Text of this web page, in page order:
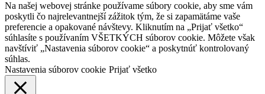
Na našej webovej stránke používame súbory cookie, aby sme vám
poskytli čo najrelevantnejší zážitok tým, že si zapamätáme vaše
preferencie a opakované návštevy. Kliknutím na „Prijať všetko“
súhlasíte s používaním VŠETKÝCH súborov cookie. Môžete však
navštíviť „Nastavenia súborov cookie“ a poskytnúť kontrolovaný
súhlas.
Nastavenia súborov cookie Prijať všetko